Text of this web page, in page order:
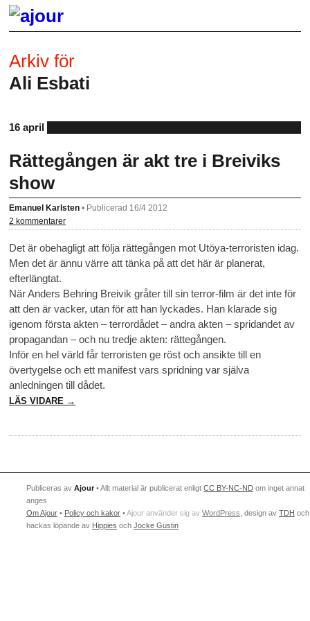
Arkiv för
Ali Esbati
16 april
Rättegången är akt tre i Breiviks
show
Emanuel Karlsten • Publicerad 16/4 2012
2 kommentarer
Det är obehagligt att följa rättegången mot Utöya-terroristen idag.
Men det är ännu värre att tänka på att det här är planerat,
efterlängtat.
När Anders Behring Breivik gråter till sin terror-film är det inte för
att den är vacker, utan för att han lyckades. Han klarade sig
igenom första akten – terrordådet – andra akten – spridandet av
propagandan – och nu tredje akten: rättegången.
Inför en hel värld får terroristen ge röst och ansikte till en
övertygelse och ett manifest vars spridning var själva
anledningen till dådet.
LÄS VIDARE →
Publiceras av Ajour • Allt material är publicerat enligt CC BY-NC-ND om inget annat
anges
Om Ajour • Policy och kakor •Ajour använder sig av WordPress , design av TDH och
hackas löpande av Hippies och Jocke Gustin